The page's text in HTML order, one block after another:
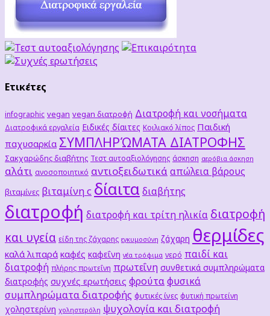
Ετικέτες
infographic vegan vegan διατροφή Διατροφή και νοσήματα
Διατροφικά εργαλεία Ειδικές δίαιτες Κοιλιακό λίπος Παιδική
παχυσαρκία ΣΥΜΠΛΗΡΏΜΑΤΑ ΔΙΑΤΡΟΦΗΣ
Σακχαρώδης διαβήτης Τεστ αυτοαξιολόγησης άσκηση αερόβια άσκηση
αλάτι ανοσοποιητικό αντιοξειδωτικά απώλεια βάρους
βιταμίνες βιταμίνη c δίαιτα διαβήτης
διατροφή διατροφή και τρίτη ηλικία διατροφή
και υγεία είδη της ζάχαρης εγκυμοσύνη ζάχαρη θερμίδες
καλά λιπαρά καφές καφεΐνη νέα τρόφιμα νερό παιδί και
διατροφή πλήρης πρωτεΐνη πρωτεΐνη συνθετικά συμπληρώματα
διατροφής συχνές ερωτήσεις φρούταφυσικά
συμπληρώματα διατροφής φυτικές ίνες φυτική πρωτείνη
χοληστερίνη χοληστερόλη ψυχολογία και διατροφή